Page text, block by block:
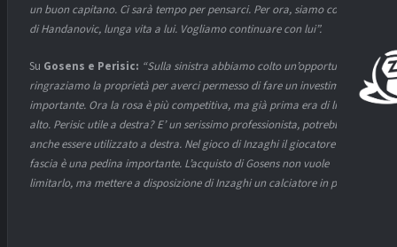
un buon capitano. Ci sarà tempo per pensarci. Per ora, siamo contenti
di Handanovic, lunga vita a lui. Vogliamo continuare con lui”.
Su Gosens e Perisic: “Sulla sinistra abbiamo colto un’opportunità,
ringraziamo la proprietà per averci permesso di fare un investimento
importante. Ora la rosa è più competitiva, ma già prima era di livello
alto. Perisic utile a destra? E’ un serissimo professionista, potrebbe
anche essere utilizzato a destra. Nel gioco di Inzaghi il giocatore di
fascia è una pedina importante. L’acquisto di Gosens non vuole
limitarlo, ma mettere a disposizione di Inzaghi un calciatore in più”.